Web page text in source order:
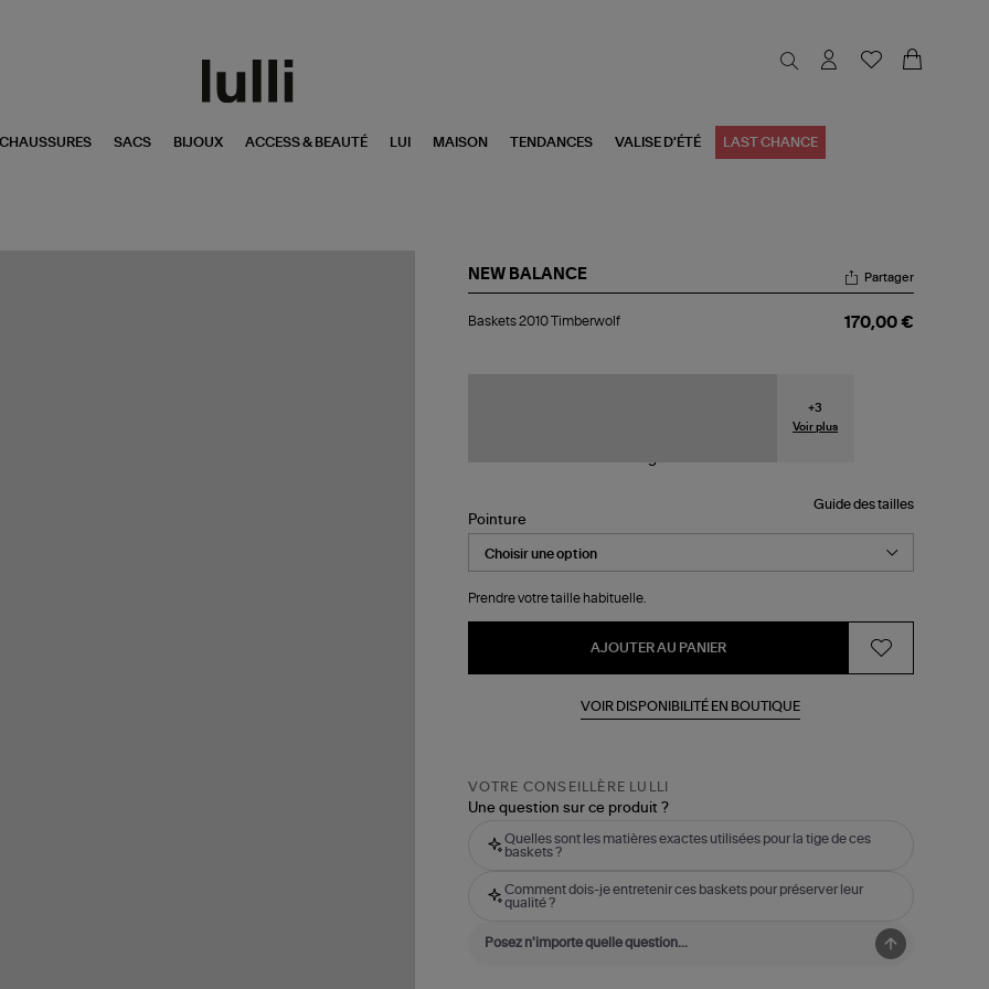
CHAUSSURES SACS BIJOUX ACCESS & BEAUTÉ LUI MAISON TENDANCES VALISE D'ÉTÉ LAST CHANCE
NEW BALANCE
2010
Partager
Baskets 2010 Timberwolf 170,00 €
+3
Voir plus
Guide des tailles
Pointure
Prendre votre taille habituelle.
AJOUTER AU PANIER
VOIR DISPONIBILITÉ EN BOUTIQUE
VOTRE CONSEILLÈRE LULLI
Une question sur ce produit ?
Quelles sont les matières exactes utilisées pour la tige de ces
baskets ?
Comment dois-je entretenir ces baskets pour préserver leur
qualité ?